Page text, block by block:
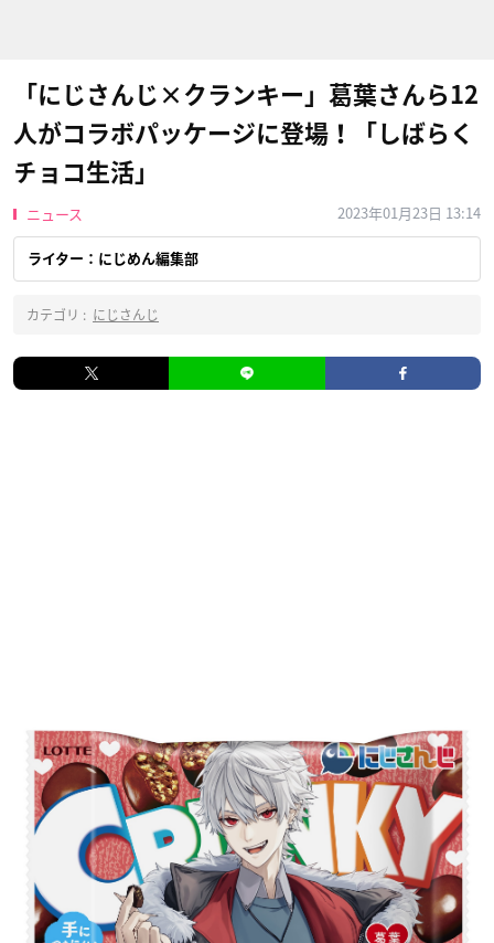
「にじさんじ×クランキー」葛葉さんら12
人がコラボパッケージに登場！「しばらく
チョコ生活」
ニュース 2023年01月23日 13:14
ライター：にじめん編集部
カテゴリ : にじさんじ